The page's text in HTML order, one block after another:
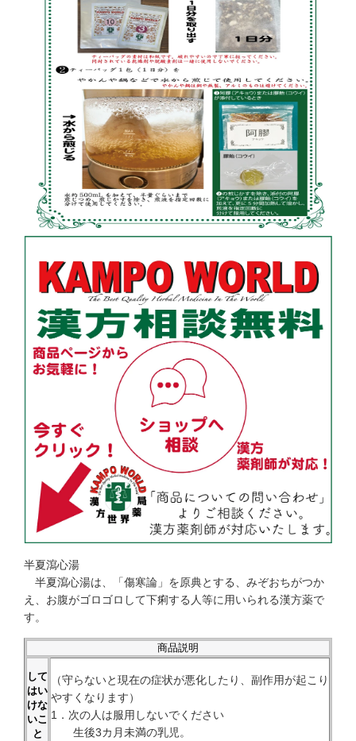
半夏瀉心湯
半夏瀉心湯は、「傷寒論」を原典とする、みぞおちがつか
え、お腹がゴロゴロして下痢する人等に用いられる漢方薬で
す。
商品説明
して
はい
けな
いこ
と
（守らないと現在の症状が悪化したり、副作用が起こり
やすくなります）
1．次の人は服用しないでください
生後3カ月未満の乳児。